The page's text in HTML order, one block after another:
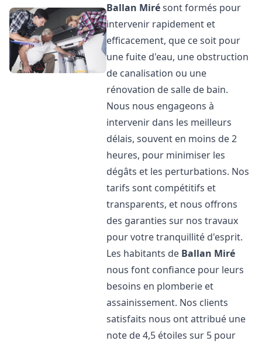
Ballan Mirésont formés pour
intervenir rapidement et
efficacement, que ce soit pour
une fuite d'eau, une obstruction
de canalisation ou une
rénovation de salle de bain.
Nous nous engageons à
intervenir dans les meilleurs
délais, souvent en moins de 2
heures, pour minimiser les
dégâts et les perturbations. Nos
tarifs sont compétitifs et
transparents, et nous offrons
des garanties sur nos travaux
pour votre tranquillité d'esprit.
Les habitants de Ballan Miré
nous font confiance pour leurs
besoins en plomberie et
assainissement. Nos clients
satisfaits nous ont attribué une
note de 4,5 étoiles sur 5 pour